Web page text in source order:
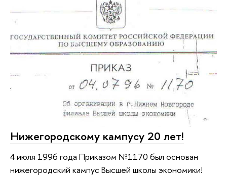
Нижегородскому кампусу 20 лет!
4 июля 1996 года Приказом №1170 был основан
нижегородский кампус Высшей школы экономики!